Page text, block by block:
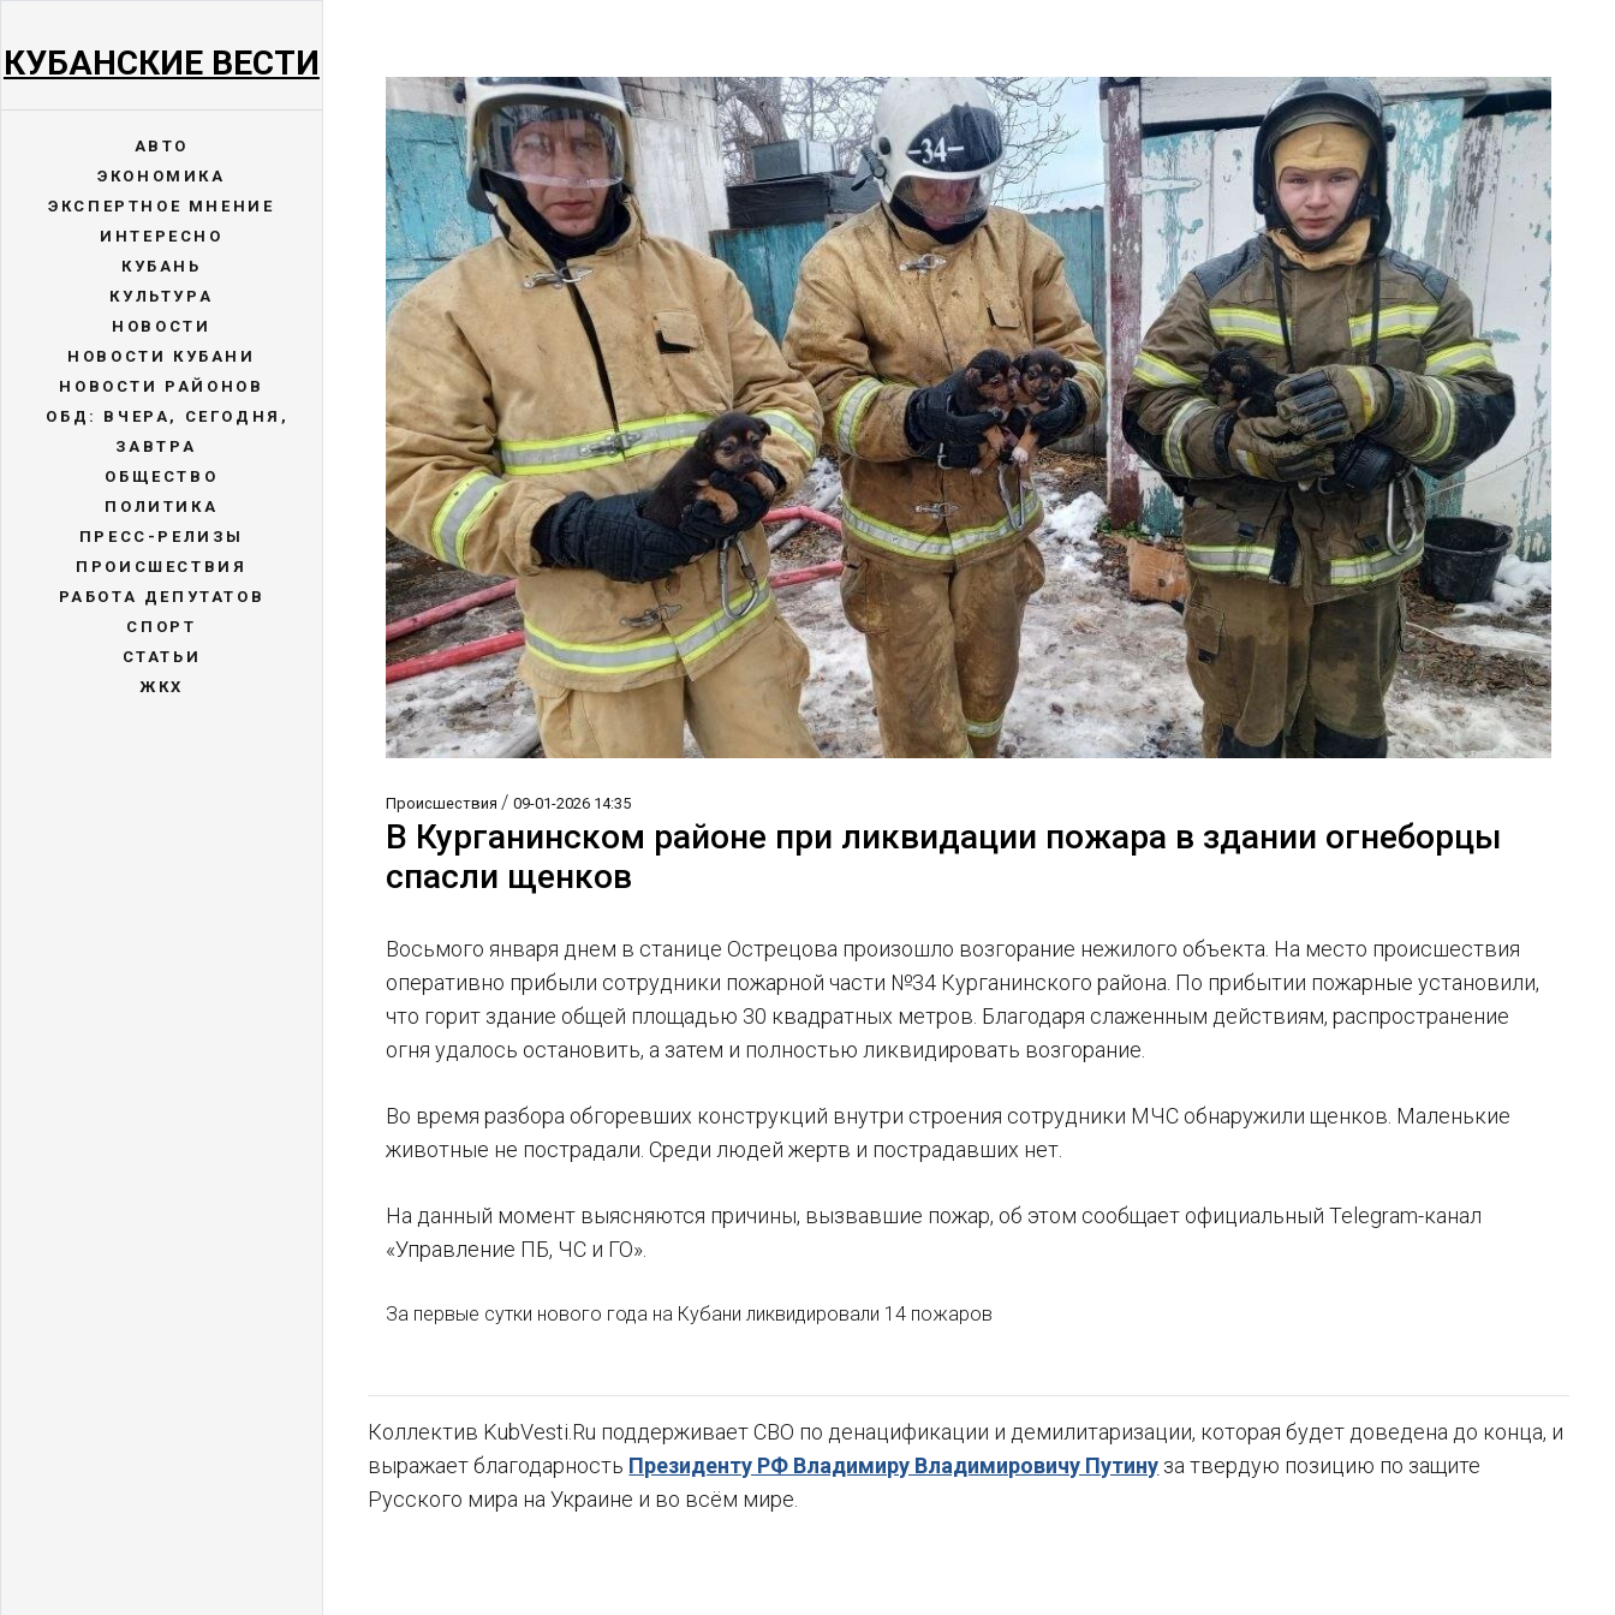
КУБАНСКИЕ ВЕСТИ
АВТО
ЭКОНОМИКА
ЭКСПЕРТНОЕ МНЕНИЕ
ИНТЕРЕСНО
КУБАНЬ
КУЛЬТУРА
НОВОСТИ
НОВОСТИ КУБАНИ
НОВОСТИ РАЙОНОВ
ОБД: ВЧЕРА, СЕГОДНЯ,
ЗАВТРА
ОБЩЕСТВО
ПОЛИТИКА
ПРЕСС-РЕЛИЗЫ
ПРОИСШЕСТВИЯ
РАБОТА ДЕПУТАТОВ
СПОРТ
СТАТЬИ
ЖКХ
Происшествия/09-01-2026 14:35
В Курганинском районе при ликвидации пожара в здании огнеборцы
спасли щенков
Восьмого января днем в станице Острецова произошло возгорание нежилого объекта. На место происшествия
оперативно прибыли сотрудники пожарной части №34 Курганинского района. По прибытии пожарные установили,
что горит здание общей площадью 30 квадратных метров. Благодаря слаженным действиям, распространение
огня удалось остановить, а затем и полностью ликвидировать возгорание.
Во время разбора обгоревших конструкций внутри строения сотрудники МЧС обнаружили щенков. Маленькие
животные не пострадали. Среди людей жертв и пострадавших нет.
На данный момент выясняются причины, вызвавшие пожар, об этом сообщает официальный Telegram-канал
«Управление ПБ, ЧС и ГО».
За первые сутки нового года на Кубани ликвидировали 14 пожаров
Коллектив KubVesti.Ru поддерживает СВО по денацификации и демилитаризации, которая будет доведена до конца, и
выражает благодарность Президенту РФ Владимиру Владимировичу Путину за твердую позицию по защите
Русского мира на Украине и во всём мире.